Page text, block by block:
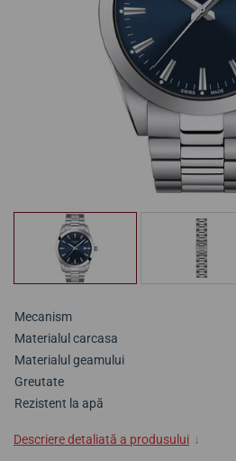
Mecanism
Materialul carcasa
Materialul geamului
Greutate
Rezistent la apă
Descriere detaliată a produsului ↓